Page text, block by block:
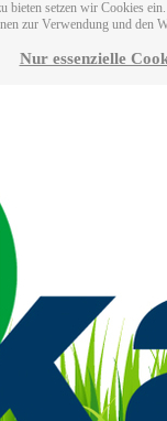
bieten setzen wir Cookies
zur Verwendung und den
Nur essenzielle